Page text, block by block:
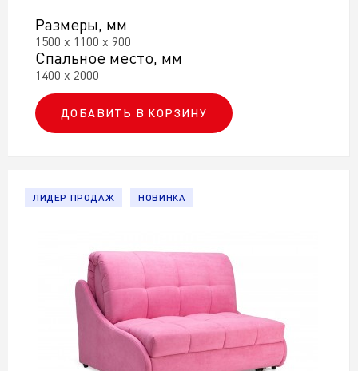
Размеры, мм
1500 х 1100 х 900
Спальное место, мм
1400 х 2000
ДОБАВИТЬ В КОРЗИНУ
ЛИДЕР ПРОДАЖ НОВИНКА